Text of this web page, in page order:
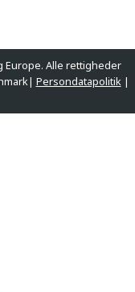
Europe. Alle rettigheder
Persondatapolitik|